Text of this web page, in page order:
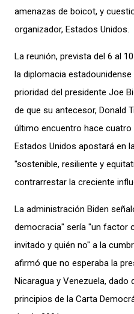
amenazas de boicot, y
organizador, Estados Unidos.
La reunión, prevista del 6 al
la diplomacia
prioridad del presidente Joe
de que su antecesor, Donald
último encuentro hace cuatro
Estados Unidos apostará en
"sostenible, resiliente y
contrarrestar la creciente
La administración Biden
democracia" sería "un factor
invitado y quién no" a la
afirmó que no esperaba la
Nicaragua y Venezuela, dado
principios de la Carta